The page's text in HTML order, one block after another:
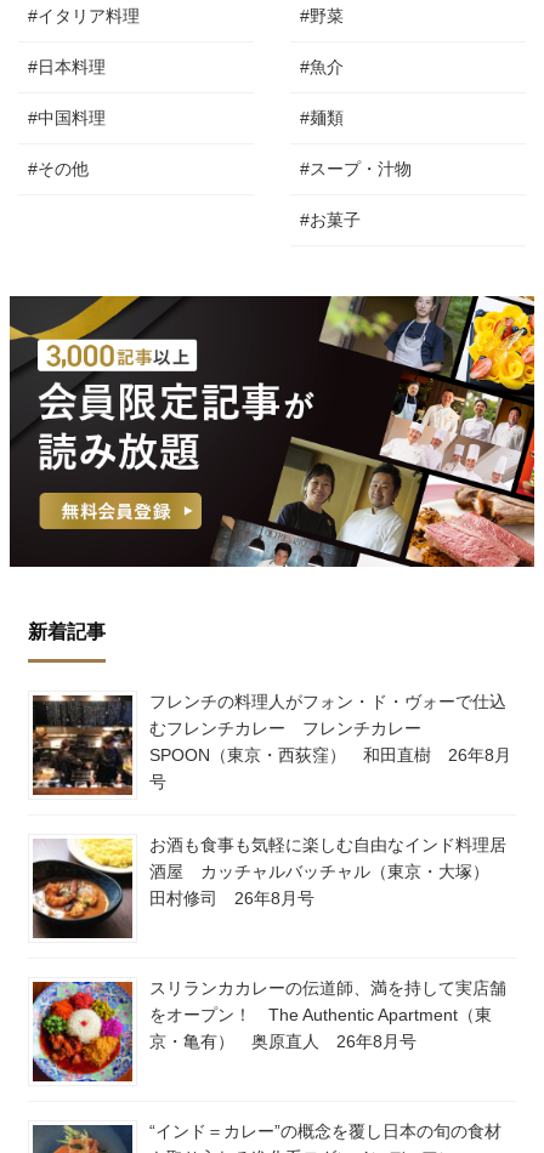
#イタリア料理
#日本料理
#中国料理
#その他
#野菜
#魚介
#麺類
#スープ・汁物
#お菓子
新着記事
フレンチの料理人がフォン・ド・ヴォーで仕込
むフレンチカレー フレンチカレー
SPOON（東京・西荻窪） 和田直樹 26年8月
号
お酒も食事も気軽に楽しむ自由なインド料理居
酒屋 カッチャルバッチャル（東京・大塚）
田村修司 26年8月号
スリランカカレーの伝道師、満を持して実店舗
をオープン！ The Authentic Apartment（東
京・亀有） 奥原直人 26年8月号
“インド＝カレー”の概念を覆し日本の旬の食材